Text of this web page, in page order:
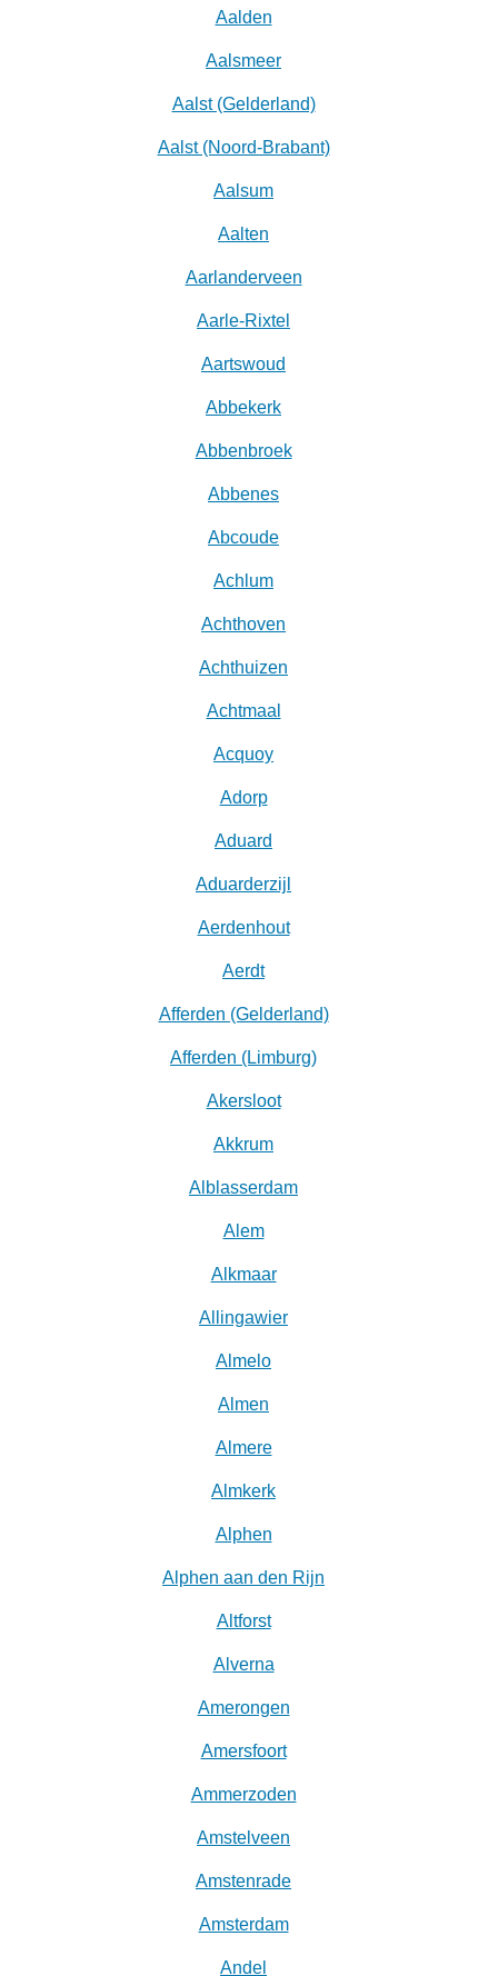
Aalden
Aalsmeer
Aalst (Gelderland)
Aalst (Noord-Brabant)
Aalsum
Aalten
Aarlanderveen
Aarle-Rixtel
Aartswoud
Abbekerk
Abbenbroek
Abbenes
Abcoude
Achlum
Achthoven
Achthuizen
Achtmaal
Acquoy
Adorp
Aduard
Aduarderzijl
Aerdenhout
Aerdt
Afferden (Gelderland)
Afferden (Limburg)
Akersloot
Akkrum
Alblasserdam
Alem
Alkmaar
Allingawier
Almelo
Almen
Almere
Almkerk
Alphen
Alphen aan den Rijn
Altforst
Alverna
Amerongen
Amersfoort
Ammerzoden
Amstelveen
Amstenrade
Amsterdam
Andel